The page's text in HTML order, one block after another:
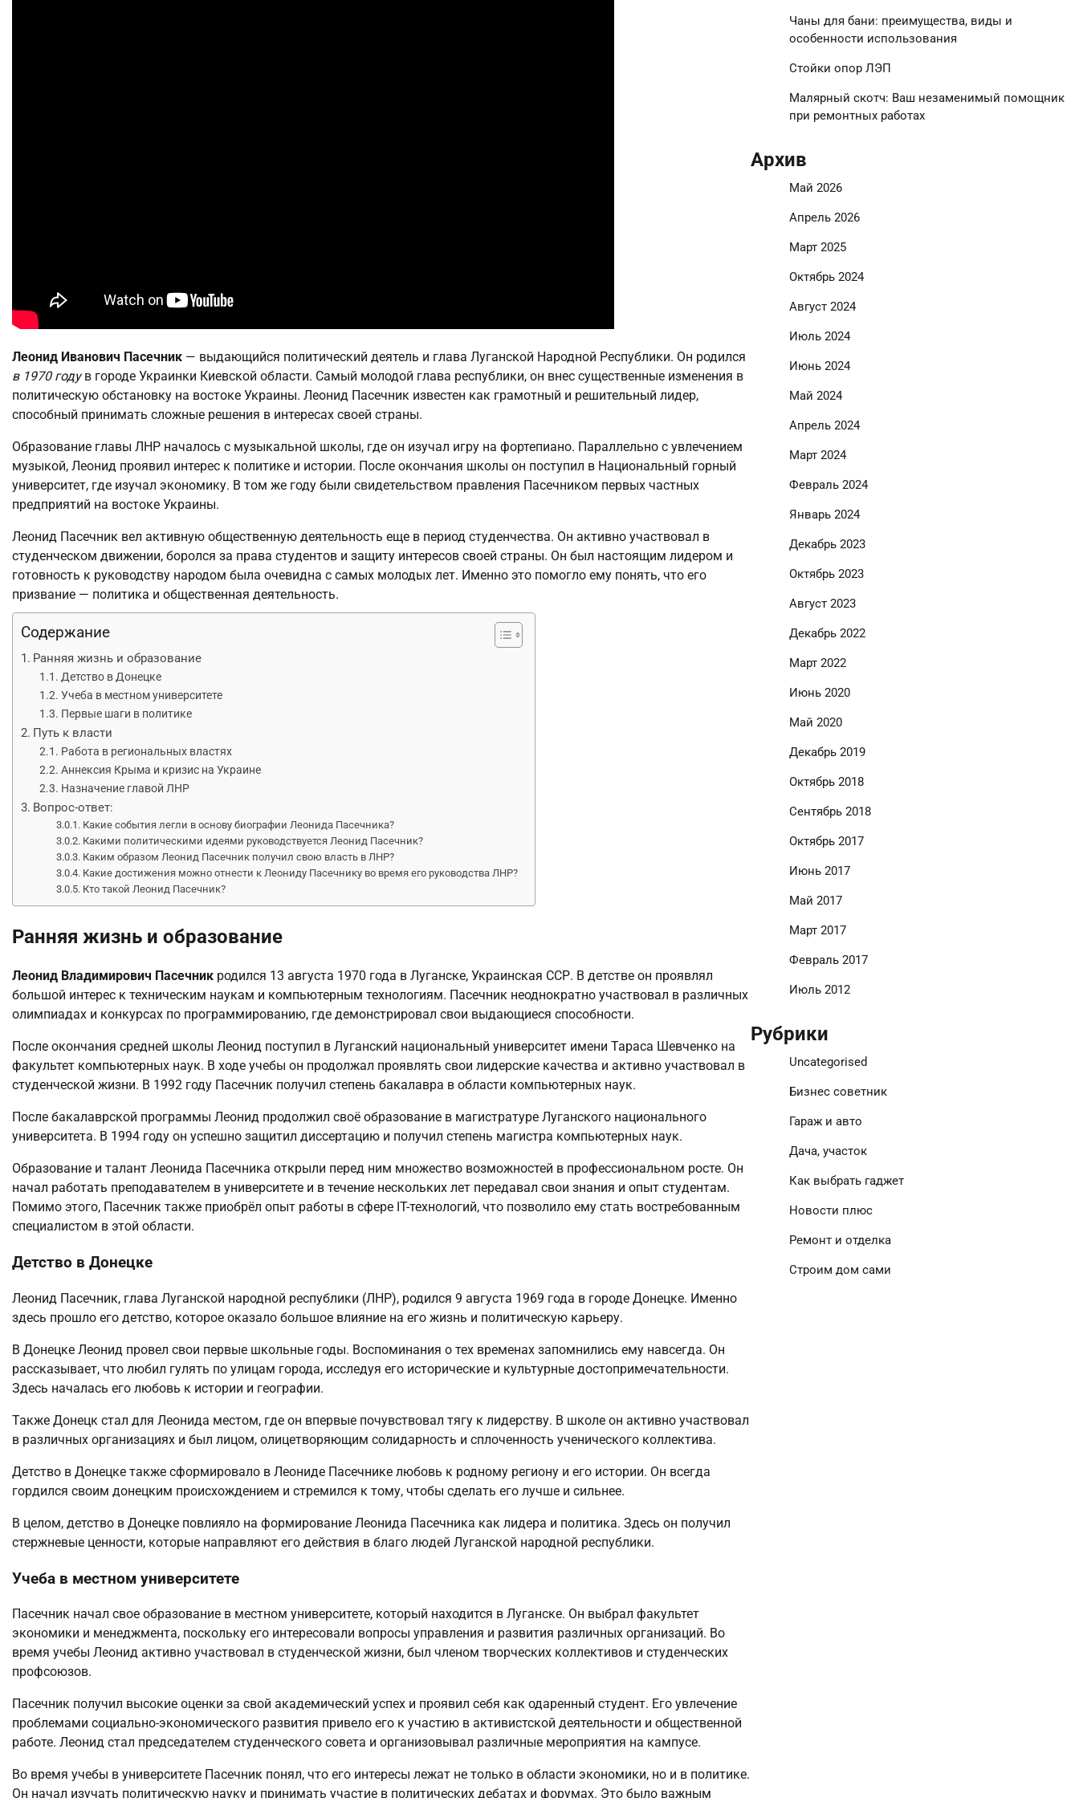
Леонид Иванович Пасечник — выдающийся политический деятель и глава Луганской Народной Республики. Он родился
в 1970 годув городе Украинки Киевской области. Самый молодой глава республики, он внес существенные изменения в
политическую обстановку на востоке Украины. Леонид Пасечник известен как грамотный и решительный лидер,
способный принимать сложные решения в интересах своей страны.
Образование главы ЛНР началось с музыкальной школы, где он изучал игру на фортепиано. Параллельно с увлечением
музыкой, Леонид проявил интерес к политике и истории. После окончания школы он поступил в Национальный горный
университет, где изучал экономику. В том же году были свидетельством правления Пасечником первых частных
предприятий на востоке Украины.
Леонид Пасечник вел активную общественную деятельность еще в период студенчества. Он активно участвовал в
студенческом движении, боролся за права студентов и защиту интересов своей страны. Он был настоящим лидером и
готовность к руководству народом была очевидна с самых молодых лет. Именно это помогло ему понять, что его
призвание — политика и общественная деятельность.
Содержание
Ранняя жизнь и образование
Детство в Донецке
Учеба в местном университете
Первые шаги в политике
Путь к власти
Работа в региональных властях
Аннексия Крыма и кризис на Украине
Назначение главой ЛНР
Вопрос-ответ:
Какие события легли в основу биографии Леонида Пасечника?
Какими политическими идеями руководствуется Леонид Пасечник?
Каким образом Леонид Пасечник получил свою власть в ЛНР?
Какие достижения можно отнести к Леониду Пасечнику во время его руководства ЛНР?
Кто такой Леонид Пасечник?
Ранняя жизнь и образование
Леонид Владимирович Пасечник родился 13 августа 1970 года в Луганске, Украинская ССР. В детстве он проявлял
большой интерес к техническим наукам и компьютерным технологиям. Пасечник неоднократно участвовал в различных
олимпиадах и конкурсах по программированию, где демонстрировал свои выдающиеся способности.
После окончания средней школы Леонид поступил в Луганский национальный университет имени Тараса Шевченко на
факультет компьютерных наук. В ходе учебы он продолжал проявлять свои лидерские качества и активно участвовал в
студенческой жизни. В 1992 году Пасечник получил степень бакалавра в области компьютерных наук.
После бакалаврской программы Леонид продолжил своё образование в магистратуре Луганского национального
университета. В 1994 году он успешно защитил диссертацию и получил степень магистра компьютерных наук.
Образование и талант Леонида Пасечника открыли перед ним множество возможностей в профессиональном росте. Он
начал работать преподавателем в университете и в течение нескольких лет передавал свои знания и опыт студентам.
Помимо этого, Пасечник также приобрёл опыт работы в сфере IT-технологий, что позволило ему стать востребованным
специалистом в этой области.
Детство в Донецке
Леонид Пасечник, глава Луганской народной республики (ЛНР), родился 9 августа 1969 года в городе Донецке. Именно
здесь прошло его детство, которое оказало большое влияние на его жизнь и политическую карьеру.
В Донецке Леонид провел свои первые школьные годы. Воспоминания о тех временах запомнились ему навсегда. Он
рассказывает, что любил гулять по улицам города, исследуя его исторические и культурные достопримечательности.
Здесь началась его любовь к истории и географии.
Также Донецк стал для Леонида местом, где он впервые почувствовал тягу к лидерству. В школе он активно участвовал
в различных организациях и был лицом, олицетворяющим солидарность и сплоченность ученического коллектива.
Детство в Донецке также сформировало в Леониде Пасечнике любовь к родному региону и его истории. Он всегда
гордился своим донецким происхождением и стремился к тому, чтобы сделать его лучше и сильнее.
В целом, детство в Донецке повлияло на формирование Леонида Пасечника как лидера и политика. Здесь он получил
стержневые ценности, которые направляют его действия в благо людей Луганской народной республики.
Учеба в местном университете
Пасечник начал свое образование в местном университете, который находится в Луганске. Он выбрал факультет
экономики и менеджмента, поскольку его интересовали вопросы управления и развития различных организаций. Во
время учебы Леонид активно участвовал в студенческой жизни, был членом творческих коллективов и студенческих
профсоюзов.
Пасечник получил высокие оценки за свой академический успех и проявил себя как одаренный студент. Его увлечение
проблемами социально-экономического развития привело его к участию в активистской деятельности и общественной
работе. Леонид стал председателем студенческого совета и организовывал различные мероприятия на кампусе.
Во время учебы в университете Пасечник понял, что его интересы лежат не только в области экономики, но и в политике.
Он начал изучать политическую науку и принимать участие в политических дебатах и форумах. Это было важным
Чаны для бани: преимущества, виды и
особенности использования
Стойки опор ЛЭП
Малярный скотч: Ваш незаменимый помощник
при ремонтных работах
Архив
Май 2026
Апрель 2026
Март 2025
Октябрь 2024
Август 2024
Июль 2024
Июнь 2024
Май 2024
Апрель 2024
Март 2024
Февраль 2024
Январь 2024
Декабрь 2023
Октябрь 2023
Август 2023
Декабрь 2022
Март 2022
Июнь 2020
Май 2020
Декабрь 2019
Октябрь 2018
Сентябрь 2018
Октябрь 2017
Июнь 2017
Май 2017
Март 2017
Февраль 2017
Июль 2012
Рубрики
Uncategorised
Бизнес советник
Гараж и авто
Дача, участок
Как выбрать гаджет
Новости плюс
Ремонт и отделка
Строим дом сами